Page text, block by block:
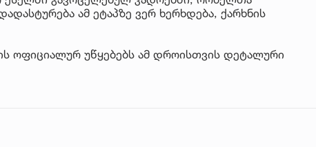
ამ ეტაპზე ვერ ხერხდება, ქარხნის
ოფიციალურ უწყებებს ამ დროისთვის დეტალური